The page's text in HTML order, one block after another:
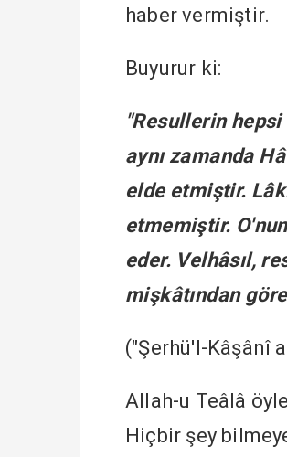
haber vermiştir.
Buyurur ki:
"Resullerin
aynı zamanda
elde etmiştir.
etmemiştir.
eder. Velhâsıl,
mişkâtından
("Şerhü'l-Kâşânî
Allah-u Teâlâ
Hiçbir şey